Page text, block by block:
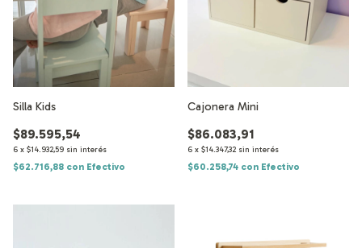
Silla Kids
$89.595,54
6 x $14.932,59 sin interés
$62.716,88 con Efectivo
Cajonera Mini
$86.083,91
6 x $14.347,32 sin interés
$60.258,74 con Efectivo